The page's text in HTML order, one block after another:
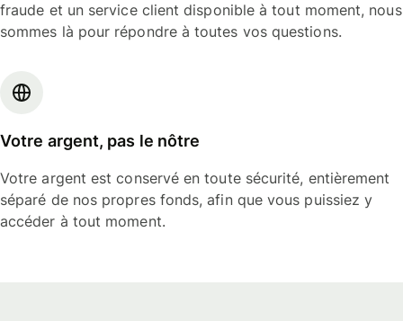
fraude et un service client disponible à tout moment, nous
sommes là pour répondre à toutes vos questions.
Votre argent, pas le nôtre
Votre argent est conservé en toute sécurité, entièrement
séparé de nos propres fonds, afin que vous puissiez y
accéder à tout moment.